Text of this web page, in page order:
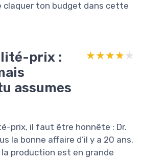
claquer ton budget dans cette
prix :
assumes
★★★★★
★★★★★
prix, il faut être honnête : Dr.
la bonne affaire d’il y a 20 ans.
production est en grande